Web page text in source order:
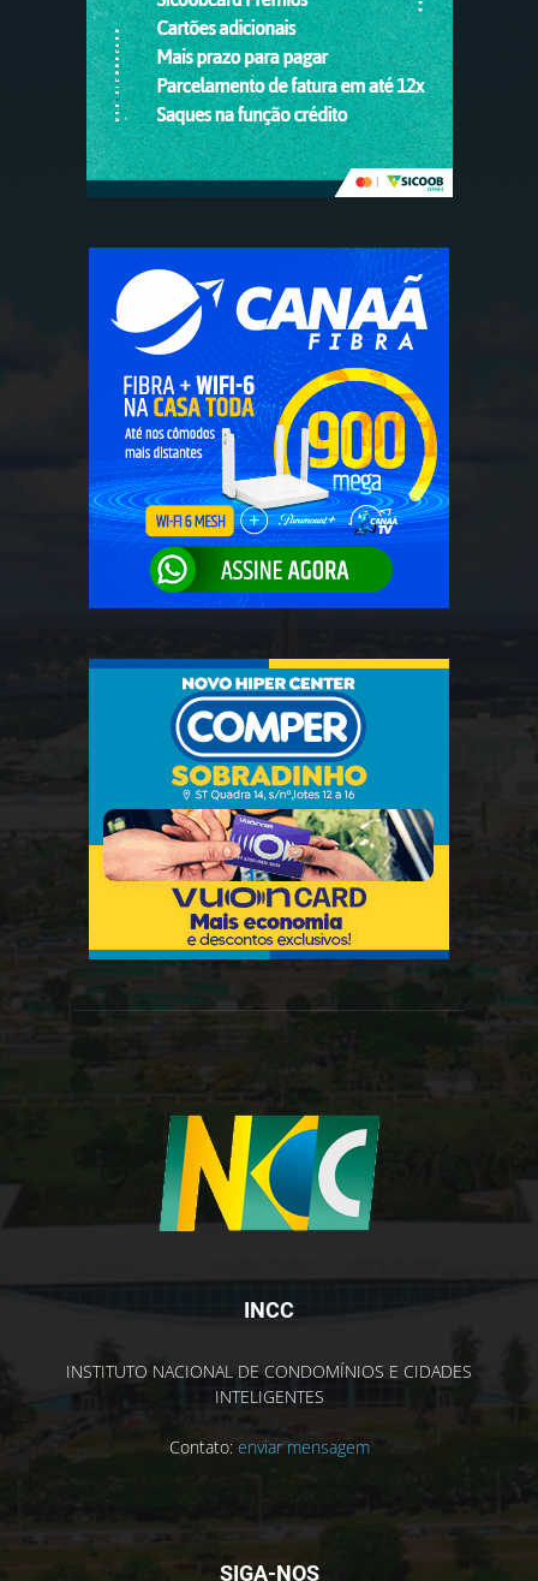
INCC
INSTITUTO NACIONAL DE CONDOMÍNIOS E CIDADES
INTELIGENTES
Contato: enviar mensagem
SIGA-NOS